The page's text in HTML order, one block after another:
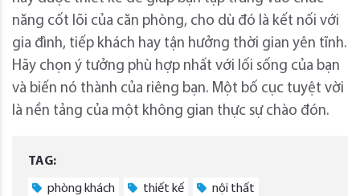
năng cốt lõi của căn phòng, cho dù đó là kết nối với
gia đình, tiếp khách hay tận hưởng thời gian yên tĩnh.
Hãy chọn ý tưởng phù hợp nhất với lối sống của bạn
và biến nó thành của riêng bạn. Một bố cục tuyệt vời
là nền tảng của một không gian thực sự chào đón.
TAG:
phòng khách thiết kế nội thất